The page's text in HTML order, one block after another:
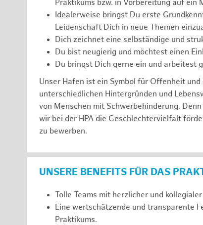
Praktikums bzw. in Vorbereitung auf ein
Idealerweise bringst Du erste
Leidenschaft Dich in neue Themen
Dich zeichnet eine selbständige und
Du bist neugierig und möchtest einen
Du bringst Dich gerne ein und arbeitest
Unser Hafen ist ein Symbol für Offenheit
unterschiedlichen Hintergründen und
von Menschen mit Schwerbehinderung.
wir bei der HPA die Geschlechtervielfalt
zu bewerben.
UNSERE BENEFITS FÜR DAS
Tolle Teams mit herzlicher und
Eine wertschätzende und transparente
Praktikums.